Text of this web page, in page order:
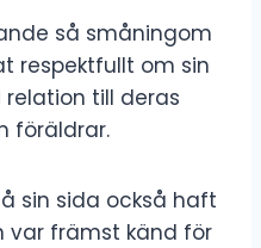
så småningom
respektfullt om sin
relation till deras
föräldrar.
sin sida också haft
var främst känd för